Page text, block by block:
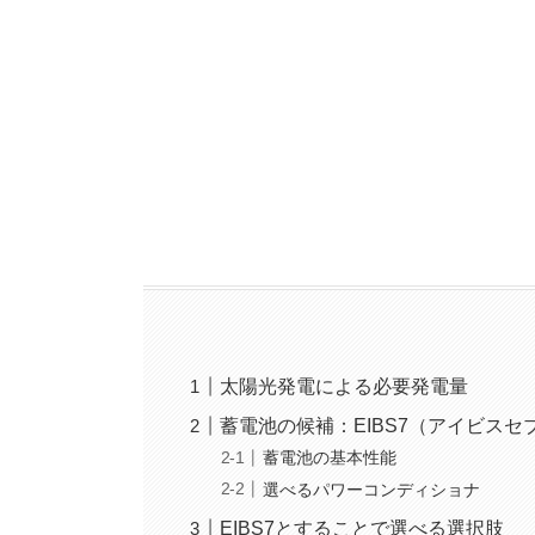
太陽光発電による必要発電量
蓄電池の候補：EIBS7（アイビスセ
蓄電池の基本性能
選べるパワーコンディショナ
EIBS7とすることで選べる選択肢